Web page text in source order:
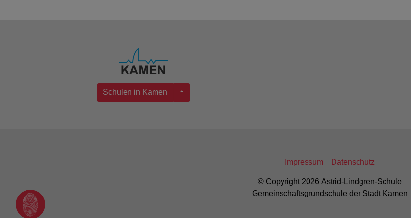
Schulen in Kamen
Impressum Datenschutz
© Copyright 2026 Astrid-Lindgren-Schule
Gemeinschaftsgrundschule der Stadt Kamen